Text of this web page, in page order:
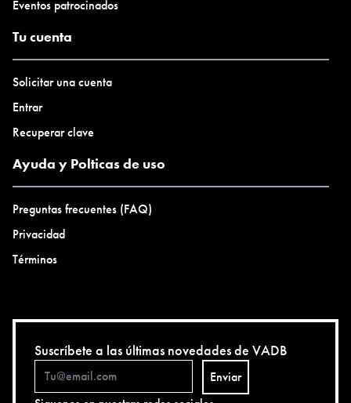
Eventos patrocinados
Tu cuenta
Solicitar una cuenta
Entrar
Recuperar clave
Ayuda y Polticas de uso
Preguntas frecuentes (FAQ)
Privacidad
Términos
Suscríbete a las últimas novedades de VADB
Enviar